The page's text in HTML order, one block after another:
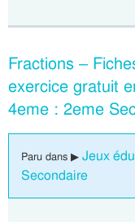
Fractions –
exercice gratuit
4eme : 2eme
Paru dans ▶ Jeux
Secondaire